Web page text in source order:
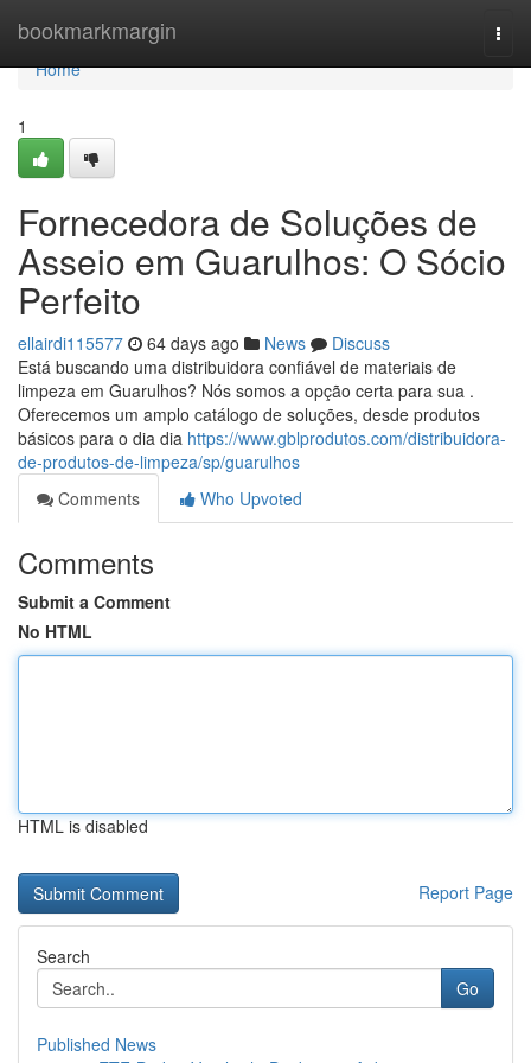
bookmarkmargin
Home
Home
1
Fornecedora de Soluções de
Asseio em Guarulhos: O Sócio
Perfeito
ellairdi115577 64 days ago News
Discuss
Está buscando uma distribuidora confiável de materiais de
limpeza em Guarulhos? Nós somos a opção certa para sua .
Oferecemos um amplo catálogo de soluções, desde produtos
básicos para o dia dia https://www.gblprodutos.com/distribuidora-
de-produtos-de-limpeza/sp/guarulhos
Comments
Who Upvoted
Comments
Submit a Comment
No HTML
HTML is disabled
Report Page
Search
Go
Published News